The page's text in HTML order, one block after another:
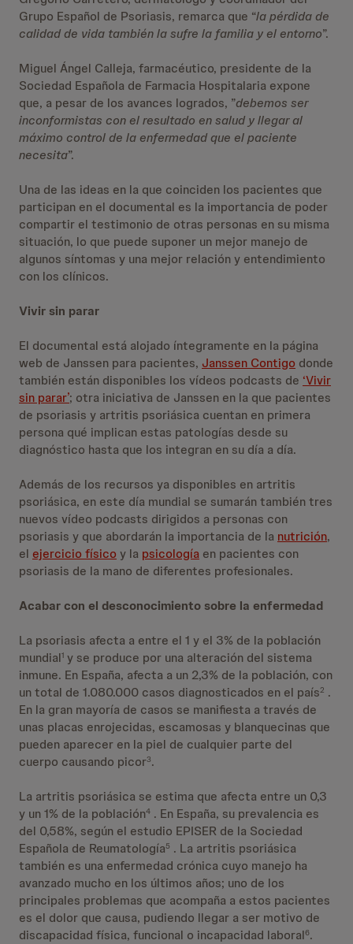
Grupo Español de Psoriasis, remarca que “la pérdida de
calidad de vida también la sufre la familia y el entorno”.
Miguel Ángel Calleja, farmacéutico, presidente de la
Sociedad Española de Farmacia Hospitalaria expone
que, a pesar de los avances logrados, ”debemos ser
inconformistas con el resultado en salud y llegar al
máximo control de la enfermedad que el paciente
necesita”.
Una de las ideas en la que coinciden los pacientes que
participan en el documental es la importancia de poder
compartir el testimonio de otras personas en su misma
situación, lo que puede suponer un mejor manejo de
algunos síntomas y una mejor relación y entendimiento
con los clínicos.
Vivir sin parar
El documental está alojado íntegramente en la página
web de Janssen para pacientes, Janssen Contigo donde
también están disponibles los vídeos podcasts de ‘Vivir
sin parar’; otra iniciativa de Janssen en la que pacientes
de psoriasis y artritis psoriásica cuentan en primera
persona qué implican estas patologías desde su
diagnóstico hasta que los integran en su día a día.
Además de los recursos ya disponibles en artritis
psoriásica, en este día mundial se sumarán también tres
nuevos vídeo podcasts dirigidos a personas con
psoriasis y que abordarán la importancia de la nutrición,
el ejercicio físico y la psicología en pacientes con
psoriasis de la mano de diferentes profesionales.
Acabar con el desconocimiento sobre la enfermedad
La psoriasis afecta a entre el 1 y el 3% de la población
mundial1 y se produce por una alteración del sistema
inmune. En España, afecta a un 2,3% de la población, con
un total de 1.080.000 casos diagnosticados en el país2 .
En la gran mayoría de casos se manifiesta a través de
unas placas enrojecidas, escamosas y blanquecinas que
pueden aparecer en la piel de cualquier parte del
cuerpo causando picor3.
La artritis psoriásica se estima que afecta entre un 0,3
y un 1% de la población4 . En España, su prevalencia es
del 0,58%, según el estudio EPISER de la Sociedad
Española de Reumatología5 . La artritis psoriásica
también es una enfermedad crónica cuyo manejo ha
avanzado mucho en los últimos años; uno de los
principales problemas que acompaña a estos pacientes
es el dolor que causa, pudiendo llegar a ser motivo de
discapacidad física, funcional o incapacidad laboral6.